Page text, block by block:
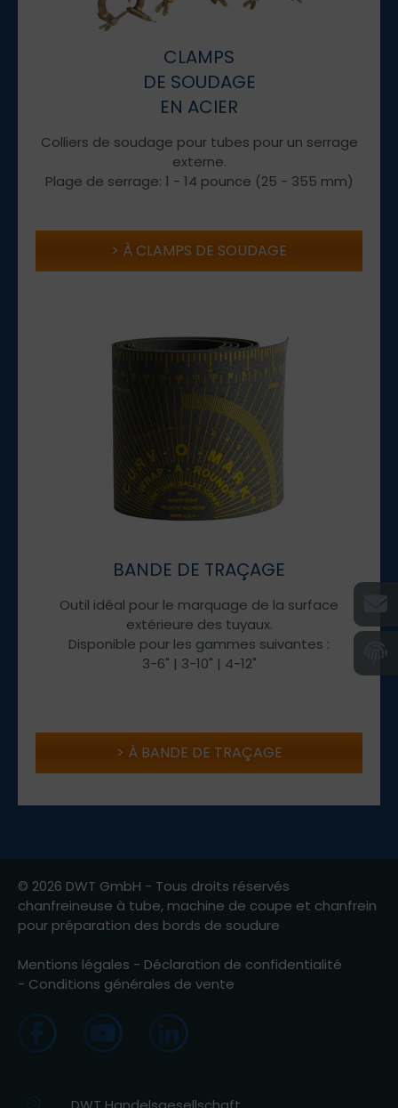
CLAMPS
DE SOUDAGE
EN ACIER
Colliers de soudage pour tubes pour un serrage
externe.
Plage de serrage: 1 - 14 pounce (25 - 355 mm)
À CLAMPS DE SOUDAGE
BANDE DE TRAÇAGE
Outil idéal pour le marquage de la surface
extérieure des tuyaux.
Disponible pour les gammes suivantes :
3-6" | 3-10" | 4-12"
À BANDE DE TRAÇAGE
© 2026 DWT GmbH - Tous droits réservés
chanfreineuse à tube, machine de coupe et chanfrein
pour préparation des bords de soudure
Mentions légales - Déclaration de confidentialité
- Conditions générales de vente